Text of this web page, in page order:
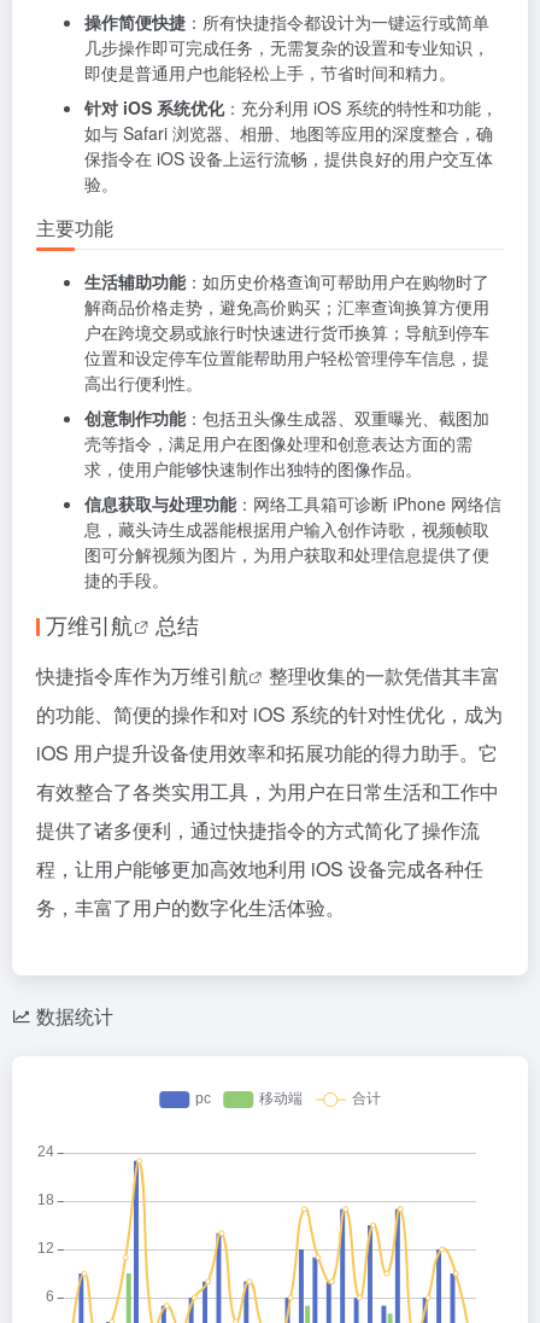
操作简便快捷 ：所有快捷指令都设计为一键运行或简单
几步操作即可完成任务，无需复杂的设置和专业知识，
即使是普通用户也能轻松上手，节省时间和精力。
针对 iOS 系统优化：充分利用 iOS 系统的特性和功能，
如与 Safari 浏览器、相册、地图等应用的深度整合，确
保指令在 iOS 设备上运行流畅，提供良好的用户交互体
验。
主要功能
生活辅助功能：如历史价格查询可帮助用户在购物时了
解商品价格走势，避免高价购买；汇率查询换算方便用
户在跨境交易或旅行时快速进行货币换算；导航到停车
位置和设定停车位置能帮助用户轻松管理停车信息，提
高出行便利性。
创意制作功能：包括丑头像生成器、双重曝光、截图加
壳等指令，满足用户在图像处理和创意表达方面的需
求，使用户能够快速制作出独特的图像作品。
信息获取与处理功能：网络工具箱可诊断 iPhone 网络信
息，藏头诗生成器能根据用户输入创作诗歌，视频帧取
图可分解视频为图片，为用户获取和处理信息提供了便
捷的手段。
万维引航 总结
快捷指令库作为万维引航
整理收集的一款凭借其丰富
的功能、简便的操作和对 iOS 系统的针对性优化，成为
iOS 用户提升设备使用效率和拓展功能的得力助手。它
有效整合了各类实用工具，为用户在日常生活和工作中
提供了诸多便利，通过快捷指令的方式简化了操作流
程，让用户能够更加高效地利用 iOS 设备完成各种任
务，丰富了用户的数字化生活体验。
数据统计